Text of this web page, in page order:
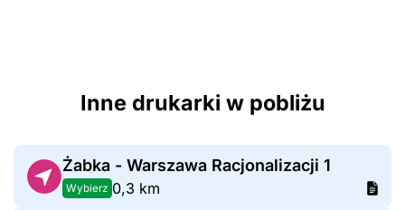
Inne drukarki w pobliżu
Żabka - Warszawa Racjonalizacji 1
Wybierz 0,3 km